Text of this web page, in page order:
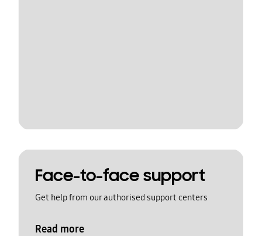
Face-to-face support
Get help from our authorised support centers
Read more